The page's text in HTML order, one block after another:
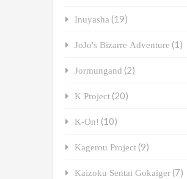
Inuyasha (19)
JoJo's Bizarre Adventure (1)
Jormungand (2)
K Project (20)
K-On! (10)
Kagerou Project (9)
Kaizoku Sentai Gokaiger (7)